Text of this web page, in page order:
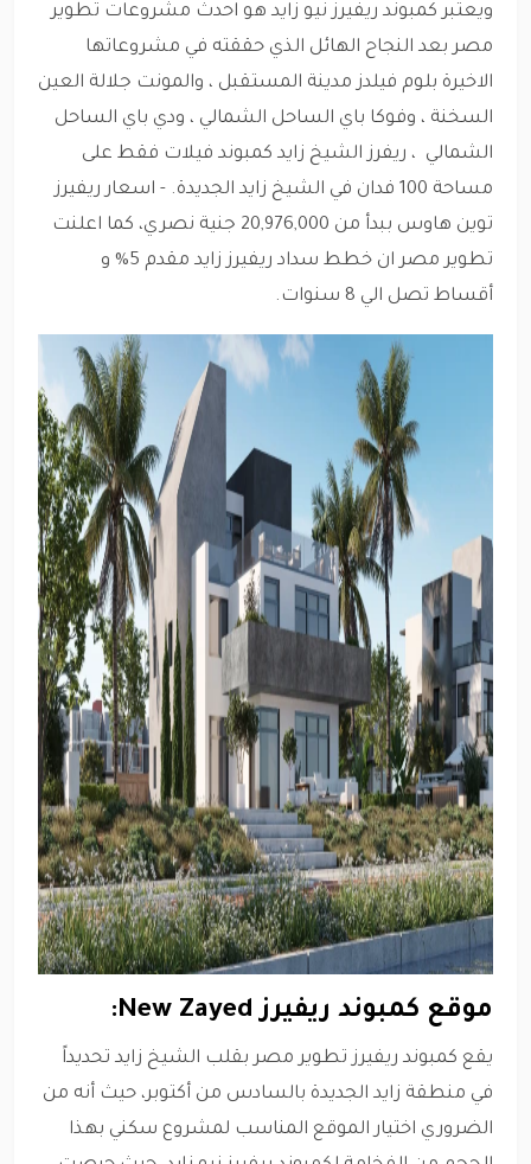
ويعتبر كمبوند ريفيرز نيو زايد هو احدث مشروعات تطوير
مصر بعد النجاح الهائل الذي حققته في مشروعاتها
الاخيرة بلوم فيلدز مدينة المستقبل ، والمونت جلالة العين
السخنة ، وفوكا باي الساحل الشمالي ، ودي باي الساحل
الشمالي ، ريفرز الشيخ زايد كمبوند فيلات فقط على
مساحة 100 فدان في الشيخ زايد الجديدة. - اسعار ريفيرز
توين هاوس ببدأ من 20,976,000 جنية نصري، كما اعلنت
تطوير مصر ان خطط سداد ريفيرز زايد مقدم 5% و
أقساط تصل الي 8 سنوات.
موقع كمبوند ريفيرز New Zayed:
يقع كمبوند ريفيرز تطوير مصر بقلب الشيخ زايد تحديداً
في منطقة زايد الجديدة بالسادس من أكتوبر، حيث أنه من
الضروري اختيار الموقع المناسب لمشروع سكني بهذا